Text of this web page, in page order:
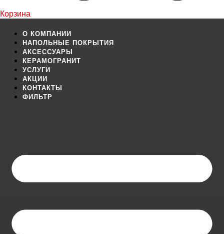
Корзина
О КОМПАНИИ
НАПОЛЬНЫЕ ПОКРЫТИЯ
АКСЕССУАРЫ
КЕРАМОГРАНИТ
УСЛУГИ
АКЦИИ
КОНТАКТЫ
ФИЛЬТР